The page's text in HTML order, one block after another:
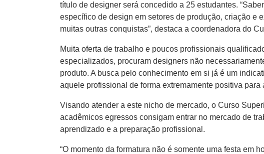
título de designer será concedido a 25 estudantes.
específico de design em setores de produção, criação e
muitas outras conquistas”, destaca a coordenadora do
Muita oferta de trabalho e poucos profissionais
especializados, procuram designers não
produto. A busca pelo conhecimento em si já é um
aquele profissional de forma extremamente positiva
Visando atender a este nicho de mercado, o Curso
acadêmicos egressos consigam entrar no mercado de
aprendizado e a preparação profissional.
“O momento da formatura não é somente uma festa em